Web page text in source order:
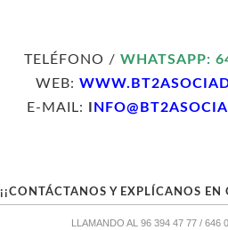
TELÉFONO /WHATSAPP:
WEB:
E-MAIL:
¡¡CONTÁCTANOS Y EXPLÍCANOS
LLAMANDO AL 96 394 47 77 / 646